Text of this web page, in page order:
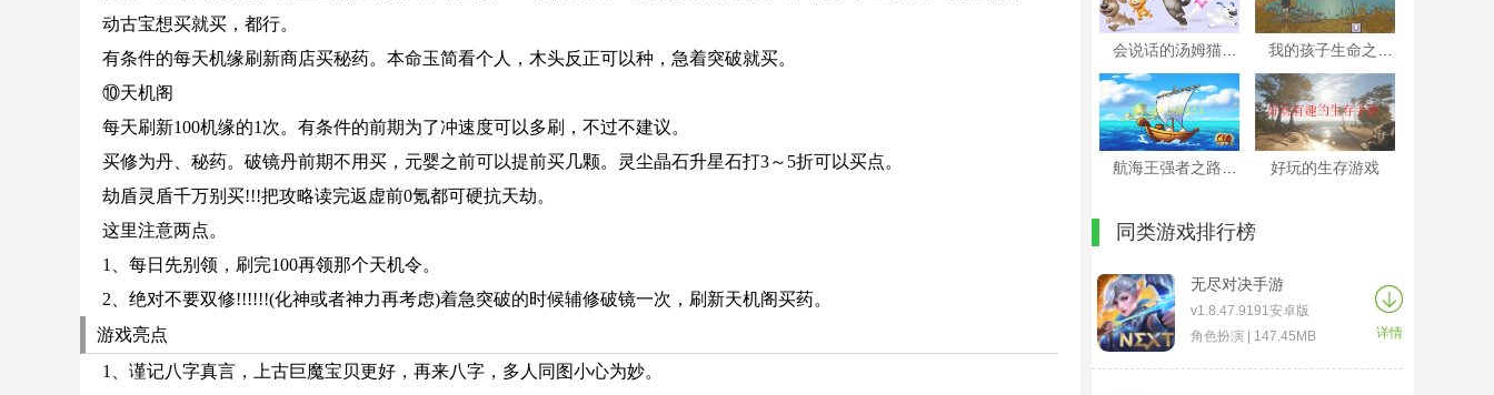
动古宝想买就买，都行。
有条件的每天机缘刷新商店买秘药。本命玉简看个人，木头反正可以种，急着突破就买。
⑩天机阁
每天刷新100机缘的1次。有条件的前期为了冲速度可以多刷，不过不建议。
买修为丹、秘药。破镜丹前期不用买，元婴之前可以提前买几颗。灵尘晶石升星石打3～5折可以买点。
劫盾灵盾千万别买!!!把攻略读完返虚前0氪都可硬抗天劫。
这里注意两点。
1、每日先别领，刷完100再领那个天机令。
2、绝对不要双修!!!!!!(化神或者神力再考虑)着急突破的时候辅修破镜一次，刷新天机阁买药。
游戏亮点
1、谨记八字真言，上古巨魔宝贝更好，再来八字，多人同图小心为妙。
好玩的生存游戏
同类游戏排行榜
无尽对决手游
v1.8.47.9191安卓版
角色扮演 | 147.45MB
详情